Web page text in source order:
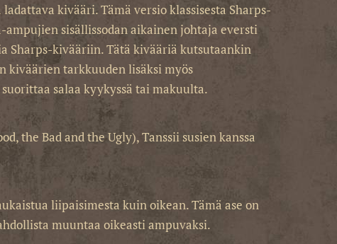
kivääri. Tämä versio klassisesta Sharps-
sisällissodan aikainen johtaja eversti
Sharps-kivääriin. Tätä kivääriä kutsutaankin
kiväärien tarkkuuden lisäksi myös
salaa kyykyssä tai makuulta.
the Bad and the Ugly), Tanssii susien kanssa
liipaisimesta kuin oikean. Tämä ase on
muuntaa oikeasti ampuvaksi.